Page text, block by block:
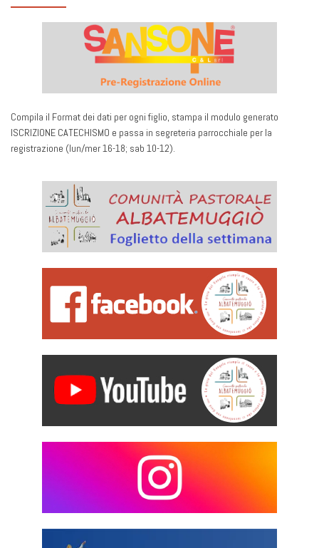
Compila il Format dei dati per ogni figlio, stampa il modulo generato
ISCRIZIONE CATECHISMO e passa in segreteria parrocchiale per la
registrazione (lun/mer 16-18; sab 10-12).